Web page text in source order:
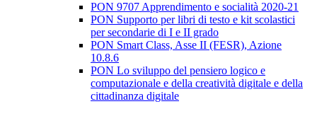
PON 9707 Apprendimento e socialità 2020-21
PON Supporto per libri di testo e kit scolastici
per secondarie di I e II grado
PON Smart Class, Asse II (FESR), Azione
10.8.6
PON Lo sviluppo del pensiero logico e
computazionale e della creatività digitale e della
cittadinanza digitale